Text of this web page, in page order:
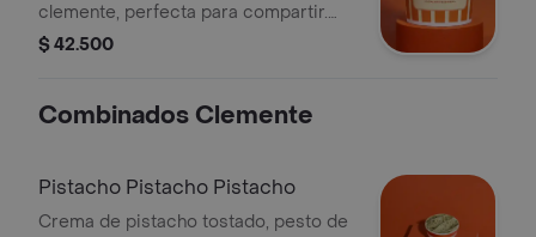
clemente, perfecta para compartir.
podes elegir entre dos sabores. ideal
$ 42.500
Combinados Clemente
Pistacho Pistacho Pistacho
Crema de pistacho tostado, pesto de